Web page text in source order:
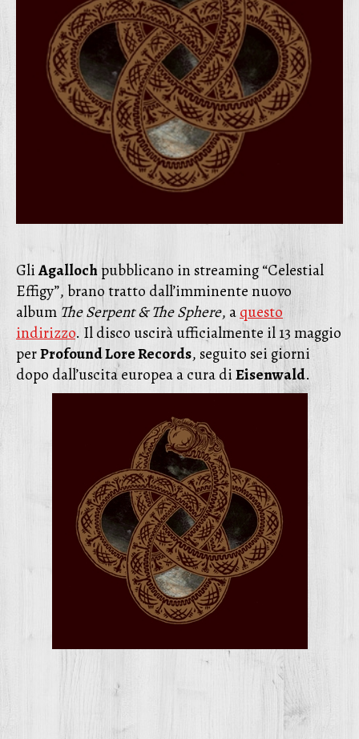
GliAgallochpubblicano in streaming “Celestial
Effigy”, brano tratto dall’imminente nuovo
album The Serpent & The Sphere, aquesto
indirizzo. Il disco uscirà ufficialmente il 13 maggio
perProfound Lore Records, seguito sei giorni
dopo dall’uscita europea a cura diEisenwald.